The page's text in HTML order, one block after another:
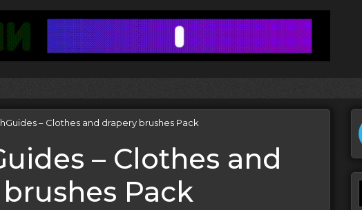
– Clothes and drapery brushes Pack
– Clothes and
Pack